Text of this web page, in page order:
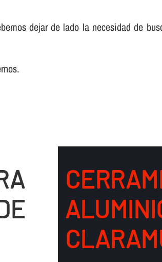
dejar de lado la necesidad de